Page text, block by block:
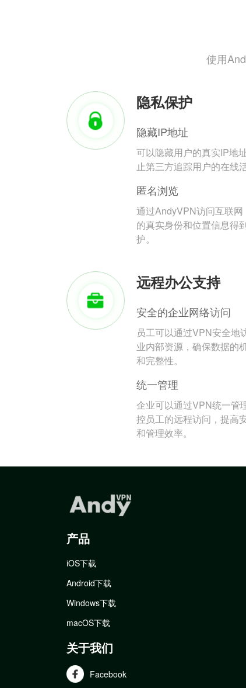
使用
隐私保护
隐藏IP地址
可以隐藏用户的真实IP地
止第三方追踪用户的在线活
匿名浏览
通过AndyVPN访问互联网
的真实身份和位置信息得
护。
远程办公支持
安全的企业网络访问
员工可以通过VPN安全地
业内部资源，确保数据的
和完整性。
统一管理
企业可以通过VPN统一管
控员工的远程访问，提高
和管理效率。
产品
iOS下载
Android下载
Windows下载
macOS下载
关于我们
Facebook